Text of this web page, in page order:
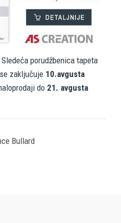
Sledeća porudžbenica tapeta
zaključuje 10.avgusta
do 21. avgusta
Bullard